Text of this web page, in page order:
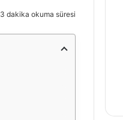
3 dakika okuma süresi